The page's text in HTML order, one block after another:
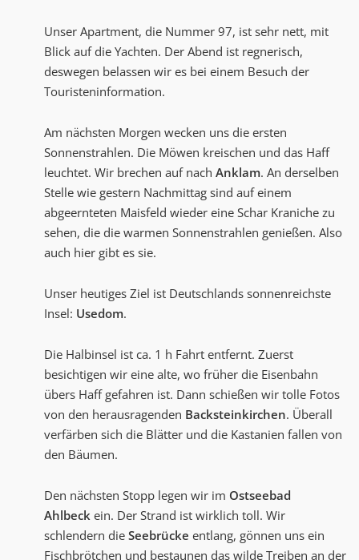
Unser Apartment, die Nummer 97, ist sehr nett, mit
Blick auf die Yachten. Der Abend ist regnerisch,
deswegen belassen wir es bei einem Besuch der
Touristeninformation.
Am nächsten Morgen wecken uns die ersten
Sonnenstrahlen. Die Möwen kreischen und das Haff
leuchtet. Wir brechen auf nach Anklam. An derselben
Stelle wie gestern Nachmittag sind auf einem
abgeernteten Maisfeld wieder eine Schar Kraniche zu
sehen, die die warmen Sonnenstrahlen genießen. Also
auch hier gibt es sie.
Unser heutiges Ziel ist Deutschlands sonnenreichste
Insel: Usedom.
Die Halbinsel ist ca. 1 h Fahrt entfernt. Zuerst
besichtigen wir eine alte, wo früher die Eisenbahn
übers Haff gefahren ist. Dann schießen wir tolle Fotos
von den herausragenden Backsteinkirchen. Überall
verfärben sich die Blätter und die Kastanien fallen von
den Bäumen.
Den nächsten Stopp legen wir im Ostseebad
Ahlbeck ein. Der Strand ist wirklich toll. Wir
schlendern die Seebrücke entlang, gönnen uns ein
Fischbrötchen und bestaunen das wilde Treiben an der